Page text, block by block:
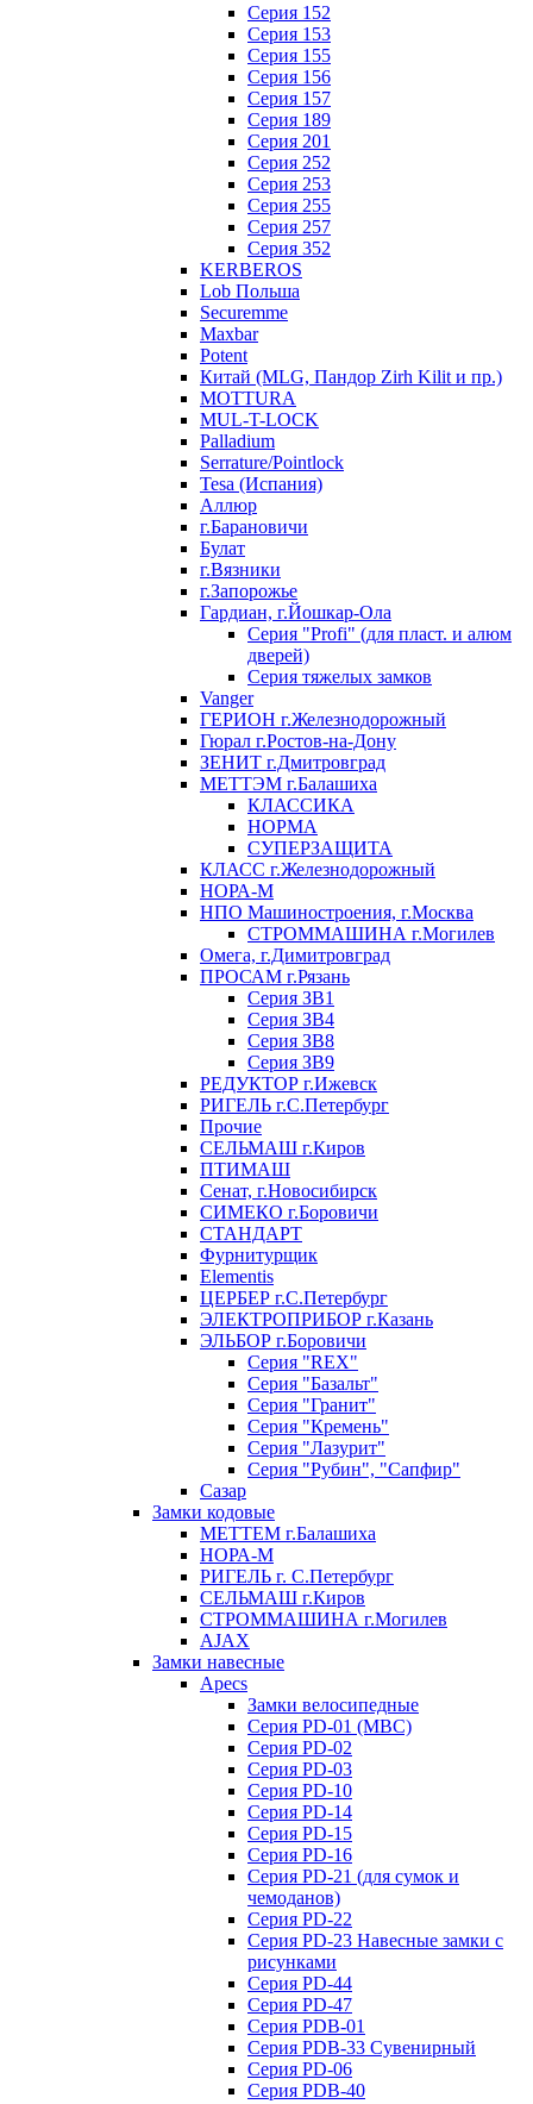
Серия 152
Серия 153
Серия 155
Серия 156
Серия 157
Серия 189
Серия 201
Серия 252
Серия 253
Серия 255
Серия 257
Серия 352
KERBEROS
Lob Польша
Securemme
Maxbar
Potent
Китай (MLG, Пандор Zirh Kilit и пр.)
MOTTURA
MUL-T-LOCK
Palladium
Serrature/Pointlock
Tesa (Испания)
Аллюр
г.Барановичи
Булат
г.Вязники
г.Запорожье
Гардиан, г.Йошкар-Ола
Серия "Profi" (для пласт. и алюм
дверей)
Серия тяжелых замков
Vanger
ГЕРИОН г.Железнодорожный
Гюрал г.Ростов-на-Дону
ЗЕНИТ г.Дмитровград
МЕТТЭМ г.Балашиха
КЛАССИКА
НОРМА
СУПЕРЗАЩИТА
КЛАСС г.Железнодорожный
НОРА-М
НПО Машиностроения, г.Москва
СТРОММАШИНА г.Могилев
Омега, г.Димитровград
ПРОСАМ г.Рязань
Серия ЗВ1
Серия ЗВ4
Серия ЗВ8
Серия ЗВ9
РЕДУКТОР г.Ижевск
РИГЕЛЬ г.С.Петербург
Прочие
СЕЛЬМАШ г.Киров
ПТИМАШ
Сенат, г.Новосибирск
СИМЕКО г.Боровичи
СТАНДАРТ
Фурнитурщик
Elementis
ЦЕРБЕР г.С.Петербург
ЭЛЕКТРОПРИБОР г.Казань
ЭЛЬБОР г.Боровичи
Серия "REX"
Серия "Базальт"
Серия "Гранит"
Серия "Кремень"
Серия "Лазурит"
Серия "Рубин", "Сапфир"
Сазар
Замки кодовые
МЕТТЕМ г.Балашиха
НОРА-М
РИГЕЛЬ г. С.Петербург
СЕЛЬМАШ г.Киров
СТРОММАШИНА г.Могилев
AJAX
Замки навесные
Apecs
Замки велосипедные
Серия PD-01 (МВС)
Серия PD-02
Серия PD-03
Серия PD-10
Серия PD-14
Серия PD-15
Серия PD-16
Серия PD-21 (для сумок и
чемоданов)
Серия PD-22
Серия PD-23 Навесные замки с
рисунками
Серия PD-44
Серия PD-47
Серия PDB-01
Серия PDB-33 Сувенирный
Серия PD-06
Серия PDB-40